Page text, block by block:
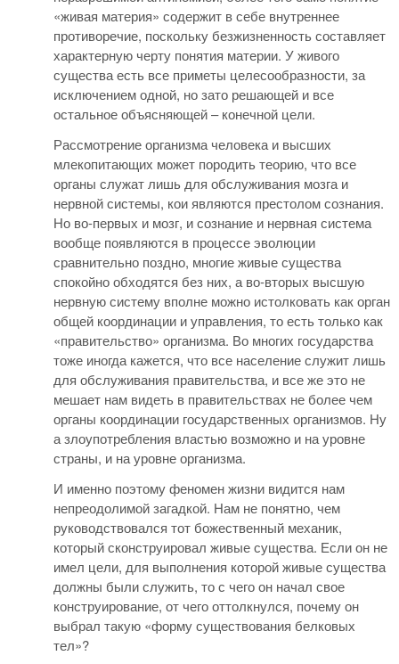
«живая материя» содержит в себе внутреннее
противоречие, поскольку безжизненность составляет
характерную черту понятия материи. У живого
существа есть все приметы целесообразности, за
исключением одной, но зато решающей и все
остальное объясняющей – конечной цели.
Рассмотрение организма человека и высших
млекопитающих может породить теорию, что все
органы служат лишь для обслуживания мозга и
нервной системы, кои являются престолом сознания.
Но во-первых и мозг, и сознание и нервная система
вообще появляются в процессе эволюции
сравнительно поздно, многие живые существа
спокойно обходятся без них, а во-вторых высшую
нервную систему вполне можно истолковать как орган
общей координации и управления, то есть только как
«правительство» организма. Во многих государства
тоже иногда кажется, что все население служит лишь
для обслуживания правительства, и все же это не
мешает нам видеть в правительствах не более чем
органы координации государственных организмов. Ну
а злоупотребления властью возможно и на уровне
страны, и на уровне организма.
И именно поэтому феномен жизни видится нам
непреодолимой загадкой. Нам не понятно, чем
руководствовался тот божественный механик,
который сконструировал живые существа. Если он не
имел цели, для выполнения которой живые существа
должны были служить, то с чего он начал свое
конструирование, от чего оттолкнулся, почему он
выбрал такую «форму существования белковых
тел»?